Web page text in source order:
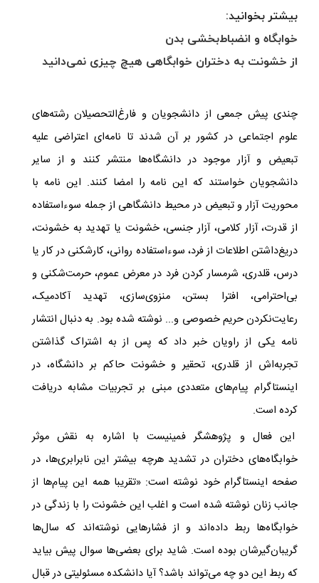
بیشتر بخوانید:
خوابگاه و انضباط‌بخشی بدن
از خشونت به دختران خوابگاهی هیچ چیزی نمی‌دانید
چندی پیش جمعی از دانشجویان و فارغ‌التحصیلان رشته‌های
علوم اجتماعی در کشور بر آن شدند تا نامه‌ای اعتراضی علیه
تبعیض و آزار موجود در دانشگاه‌ها منتشر کنند و از سایر
دانشجویان خواستند که این نامه را امضا کنند. این نامه با
محوریت آزار و تبعیض در محیط دانشگاهی از جمله سوءاستفاده
از قدرت، آزار کلامی، آزار جنسی، خشونت یا تهدید به خشونت،
دریغ‌داشتن اطلاعات از فرد، سوءاستفاده‌ روانی، کارشکنی در کار یا
درس، قلدری، شرمسار کردن فرد در معرض عموم، حرمت‌شکنی و
بی‌احترامی، افترا بستن، منزوی‌سازی، تهدید آکادمیک،
رعایت‌نکردن حریم خصوصی و... نوشته شده بود. به دنبال انتشار
نامه یکی از راویان خبر داد که پس از به اشتراک گذاشتن
تجربه‌اش از قلدری، تحقیر و خشونت حاکم بر دانشگاه، در
اینستاگرام پیام‌های متعددی مبنی بر تجربیات مشابه دریافت
کرده است.
این فعال و پژوهشگر فمینیست با اشاره به نقش موثر
خوابگاه‌های دختران در تشدید هرچه بیشتر این نابرابری‌ها، در
صفحه اینستاگرام خود نوشته است: «تقریبا همه این پیام‌ها از
جانب زنان نوشته شده است و اغلب این خشونت را با زندگی در
خوابگاه‌ها ربط داده‌‌اند و از فشارهایی نوشته‌اند که سال‌ها
گریبان‌گیرشان بوده است. شاید برای بعضی‌ها سوال پیش بیاید
که ربط این دو چه می‌تواند باشد؟ آیا دانشکده مسئولیتی در قبال